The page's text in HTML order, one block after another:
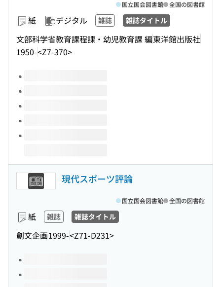
紙 デジタル 雑誌 雑誌タイトル
文部科学省教育課程課・幼児教育課 編東洋館出版社
1950-<Z7-370>
国立国会図書館 全国の図書館
このタイトルの巻号
現代スポーツ評論
紙 雑誌 雑誌タイトル
創文企画1999-<Z71-D231>
国立国会図書館 全国の図書館
このタイトルの巻号